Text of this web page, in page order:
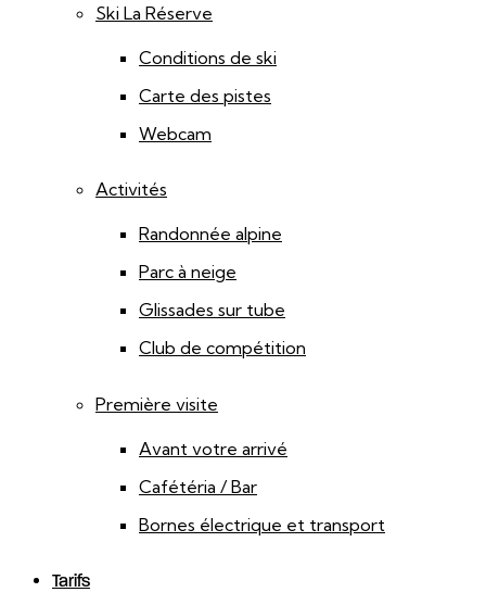
Ski La Réserve
Conditions de ski
Carte des pistes
Webcam
Activités
Randonnée alpine
Parc à neige
Glissades sur tube
Club de compétition
Première visite
Avant votre arrivé
Cafétéria / Bar
Bornes électrique et transport
Tarifs